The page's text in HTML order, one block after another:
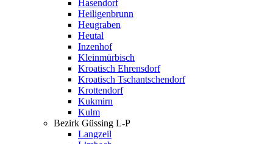
Hasendorf
Heiligenbrunn
Heugraben
Heutal
Inzenhof
Kleinmürbisch
Kroatisch Ehrensdorf
Kroatisch Tschantschendorf
Krottendorf
Kukmirn
Kulm
Bezirk Güssing L-P
Langzeil